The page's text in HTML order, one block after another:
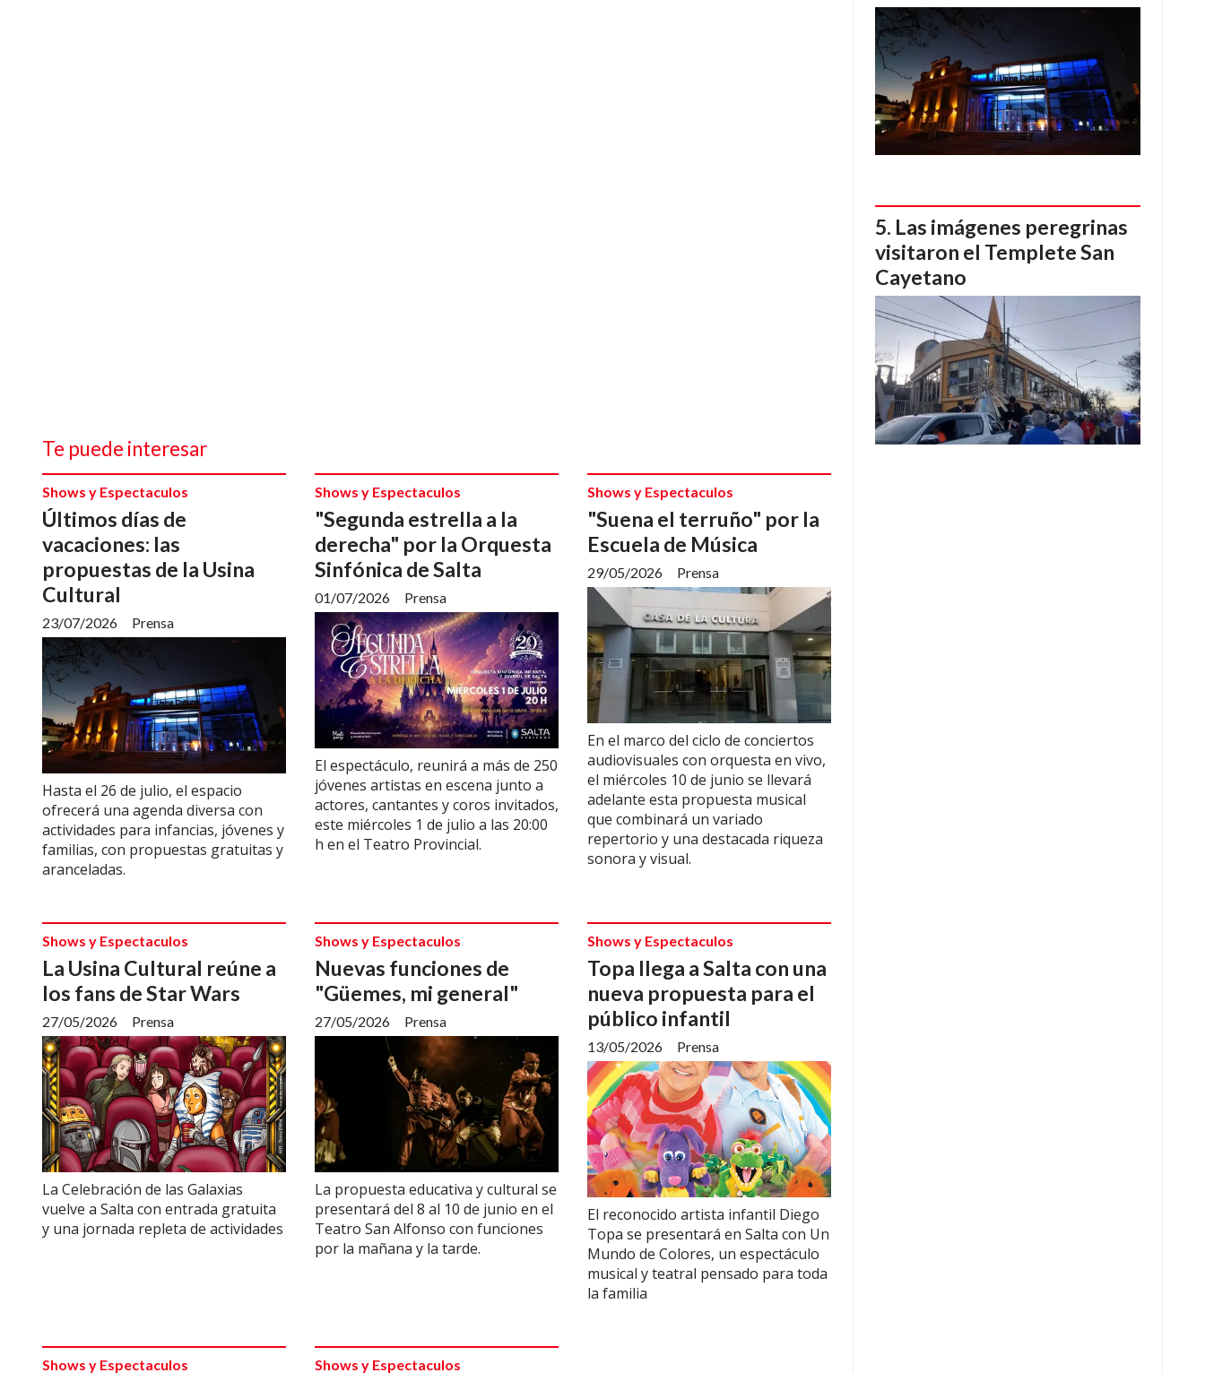
Te puede interesar
Últimos días de
vacaciones: las
propuestas de la Usina
Cultural
Prensa
Shows y Espectaculos
23/07/2026
Hasta el 26 de julio, el espacio
ofrecerá una agenda diversa con
actividades para infancias, jóvenes y
familias, con propuestas gratuitas y
aranceladas.
"Segunda estrella a la
derecha" por la Orquesta
Sinfónica de Salta
Prensa
Shows y Espectaculos
01/07/2026
El espectáculo, reunirá a más de 250
jóvenes artistas en escena junto a
actores, cantantes y coros invitados,
este miércoles 1 de julio a las 20:00
h en el Teatro Provincial.
"Suena el terruño" por la
Escuela de Música
Prensa
Shows y Espectaculos
29/05/2026
En el marco del ciclo de conciertos
audiovisuales con orquesta en vivo,
el miércoles 10 de junio se llevará
adelante esta propuesta musical
que combinará un variado
repertorio y una destacada riqueza
sonora y visual.
La Usina Cultural reúne a
los fans de Star Wars
Prensa
Shows y Espectaculos
27/05/2026
La Celebración de las Galaxias
vuelve a Salta con entrada gratuita
y una jornada repleta de actividades
Nuevas funciones de
"Güemes, mi general"
Prensa
Shows y Espectaculos
27/05/2026
La propuesta educativa y cultural se
presentará del 8 al 10 de junio en el
Teatro San Alfonso con funciones
por la mañana y la tarde.
Topa llega a Salta con una
nueva propuesta para el
público infantil
Prensa
Shows y Espectaculos
13/05/2026
El reconocido artista infantil Diego
Topa se presentará en Salta con Un
Mundo de Colores, un espectáculo
musical y teatral pensado para toda
la familia
Shows y Espectaculos Shows y Espectaculos
Las imágenes peregrinas
visitaron el Templete San
Cayetano